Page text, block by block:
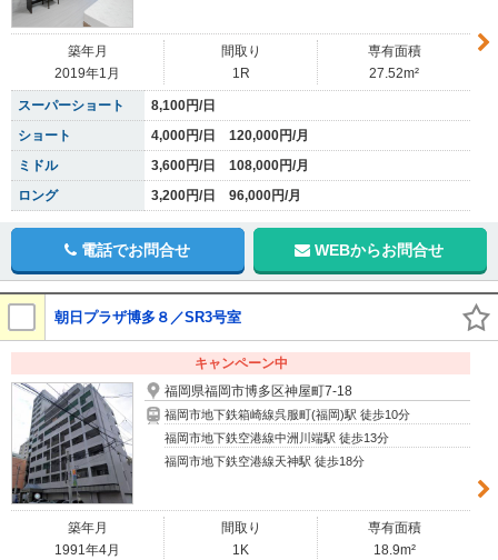
築年月
2019年1月
間取り
1R
専有面積
27.52m²
スーパーショート
8,100円/日
ショート
4,000円/日 120,000円/月
ミドル
3,600円/日 108,000円/月
ロング
3,200円/日 96,000円/月
電話でお問合せ WEBからお問合せ
朝日プラザ博多８／SR3号室
キャンペーン中
福岡県福岡市博多区神屋町7-18
福岡市地下鉄箱崎線呉服町(福岡)駅 徒歩10分
福岡市地下鉄空港線中洲川端駅 徒歩13分
福岡市地下鉄空港線天神駅 徒歩18分
築年月
1991年4月
間取り
1K
専有面積
18.9m²